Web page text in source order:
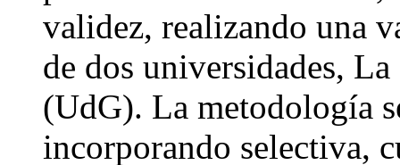
validez, realizando una
de dos universidades,
(UdG). La metodología
incorporando selectiva,